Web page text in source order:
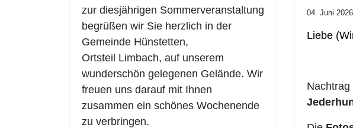
zur diesjährigen Sommerveranstaltung
begrüßen wir Sie herzlich in der
Gemeinde Hünstetten,
Ortsteil Limbach, auf unserem
wunderschön gelegenen Gelände. Wir
freuen uns darauf mit Ihnen
zusammen ein schönes Wochenende
zu verbringen.
04. Juni 2026
Liebe
Nachtrag